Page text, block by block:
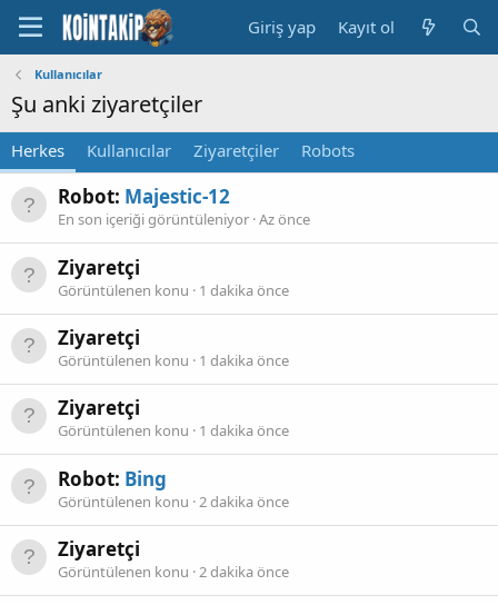
Giriş yap Kayıt ol
Kullanıcılar
Şu anki ziyaretçiler
Herkes Kullanıcılar Ziyaretçiler Robots
Robot: Majestic-12
En son içeriği görüntüleniyor Az önce
Ziyaretçi
Görüntülenen konu 1 dakika önce
Ziyaretçi
Görüntülenen konu 1 dakika önce
Ziyaretçi
Görüntülenen konu 1 dakika önce
Robot: Bing
Görüntülenen konu 2 dakika önce
Ziyaretçi
Görüntülenen konu 2 dakika önce